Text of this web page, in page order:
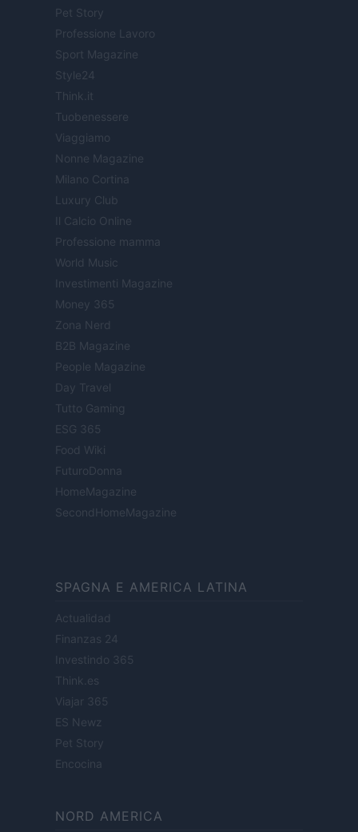
Pet Story
Professione Lavoro
Sport Magazine
Style24
Think.it
Tuobenessere
Viaggiamo
Nonne Magazine
Milano Cortina
Luxury Club
Il Calcio Online
Professione mamma
World Music
Investimenti Magazine
Money 365
Zona Nerd
B2B Magazine
People Magazine
Day Travel
Tutto Gaming
ESG 365
Food Wiki
FuturoDonna
HomeMagazine
SecondHomeMagazine
SPAGNA E AMERICA LATINA
Actualidad
Finanzas 24
Investindo 365
Think.es
Viajar 365
ES Newz
Pet Story
Encocina
NORD AMERICA